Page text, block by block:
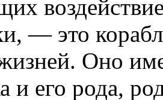
— это
Оно
и его рода,